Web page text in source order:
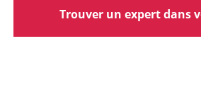
Trouver un expert dans